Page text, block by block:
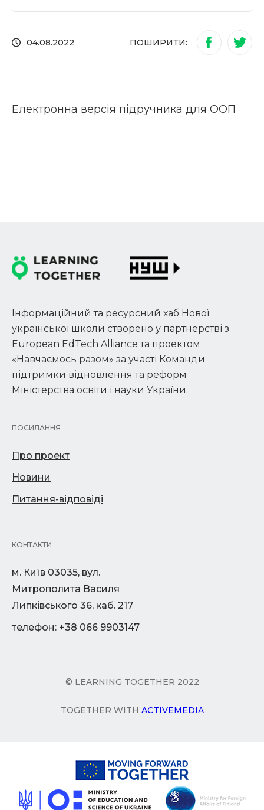
04.08.2022 ПОШИРИТИ:
Електронна версія підручника для ООП
Інформаційний та ресурсний хаб Нової
української школи створено у партнерстві з
European EdTech Alliance та проектом
«Навчаємось разом» за участі Команди
підтримки відновлення та реформ
Міністерства освіти і науки України.
ПОСИЛАННЯ
Про проект
Новини
Питання-відповіді
КОНТАКТИ
м. Київ 03035, вул.
Митрополита Василя
Липківського 36, каб. 217
телефон: +38 066 9903147
© LEARNING TOGETHER 2022
TOGETHER WITH ACTIVEMEDIA